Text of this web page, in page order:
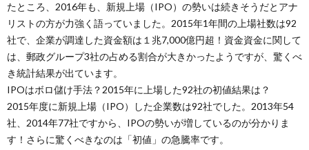
たところ、2016年も、新規上場（IPO）の勢いは続きそうだとアナ
リストの方が力強く語っていました。2015年1年間の上場社数は92
社で、企業が調達した資金額は１兆7,000億円超！資金資金に関して
は、郵政グループ3社の占める割合が大きかったようですが、驚くべ
き統計結果が出ています。
IPOはボロ儲け手法？2015年に上場した92社の初値結果は？
2015年度に新規上場（IPO）した企業数は92社でした。2013年54
社、2014年77社ですから、IPOの勢いが増しているのが分かりま
す！さらに驚くべきなのは「初値」の急騰率です。